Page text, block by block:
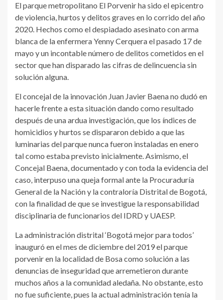
El parque metropolitano El Porvenir ha sido el epicentro
de violencia, hurtos y delitos graves en lo corrido del año
2020. Hechos como el despiadado asesinato con arma
blanca de la enfermera Yenny Cerquerael pasado 17 de
mayo y un incontable número de delitos cometidos en el
sector que han disparado las cifras de delincuencia sin
solución alguna.
El concejal de la innovación Juan Javier Baena no dudó en
hacerle frente a esta situación dando como resultado
después de una ardua investigación, que los índices de
homicidios y hurtos se dispararon debido a que las
luminarias del parque nunca fueron instaladas en enero
tal como estaba previsto inicialmente. Asimismo, el
Concejal Baena, documentado y con toda la evidencia del
caso, interpuso una queja formal ante la Procuraduría
General de la Nación y la contraloría Distrital de Bogotá,
con la finalidad de que se investigue la responsabilidad
disciplinaria de funcionarios del IDRD y UAESP.
La administración distrital ‘Bogotá mejor para todos’
inauguró en el mes de diciembre del 2019 el parque
porvenir en la localidad de Bosa como solución a las
denuncias de inseguridad que arremetieron durante
muchos años a la comunidad aledaña. No obstante, esto
no fue suficiente, pues la actual administración tenía la